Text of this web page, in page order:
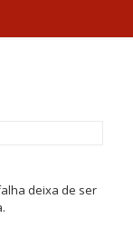
deixa de ser